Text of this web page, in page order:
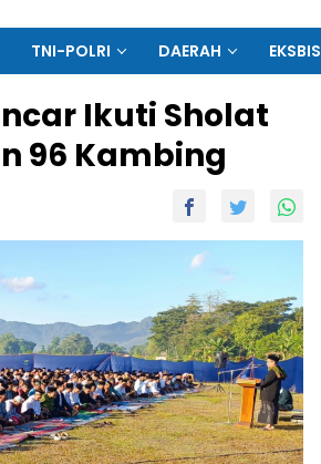
TNI-POLRI DAERAH EKSBIS
Ikuti Sholat
96 Kambing